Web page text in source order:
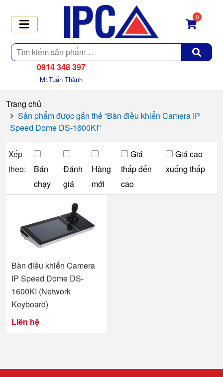
Tìm
kiếm
0
0914 348 397
Mr.Tuấn Thành
Trang chủ
Sản phẩm được gắn thẻ “Bàn điều khiển Camera IP
Speed Dome DS-1600KI”
Xếp
theo:
Bán
chạy
Đánh
giá
Hàng
mới
Giá
thấp đến
cao
Giá cao
xuống thấp
Bàn điều khiển Camera
IP Speed Dome DS-
1600KI (Network
Keyboard)
Liên hệ